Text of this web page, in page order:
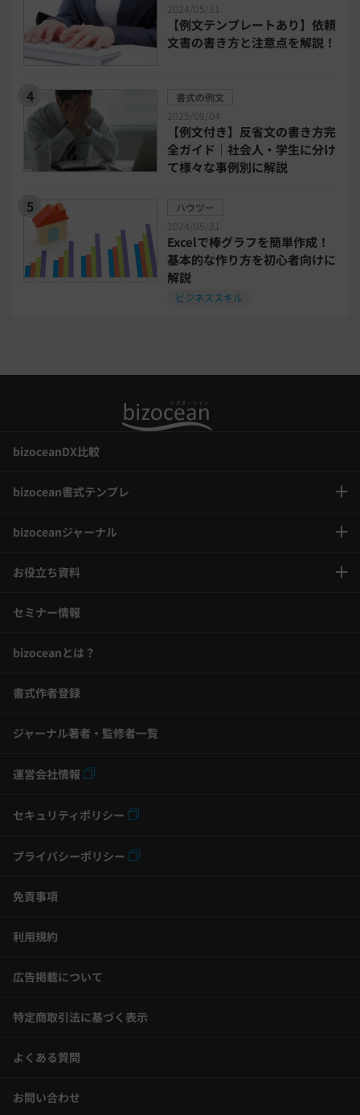
民法改正対応書式テンプレート
bizoceanお勧め動画
タイアップ
ニューノーマル時代における企業のあり方
インボイス制度解説 税制改正
喪中はがき 働き方改革
2024/05/31
【例文テンプレートあり】依頼
文書の書き方と注意点を解説！
書式の例文
2025/09/04
【例文付き】反省文の書き方完
全ガイド｜社会人・学生に分け
て様々な事例別に解説
ハウツー
2024/05/31
Excelで棒グラフを簡単作成！
基本的な作り方を初心者向けに
解説
ビジネススキル
bizoceanDX比較
bizocean書式テンプレ
bizoceanジャーナル
お役立ち資料
セミナー情報
bizoceanとは？
書式作者登録
ジャーナル著者・監修者一覧
運営会社情報
セキュリティポリシー
プライバシーポリシー
免責事項
利用規約
広告掲載について
特定商取引法に基づく表示
よくある質問
お問い合わせ